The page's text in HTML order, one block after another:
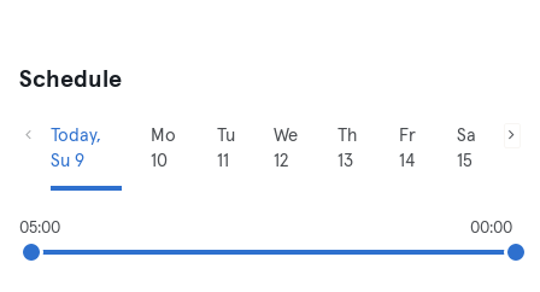
Schedule
Today,
Su 9
Mo
10
Tu
11
We
12
Th
13
Fr
14
Sa
15
05:00 00:00